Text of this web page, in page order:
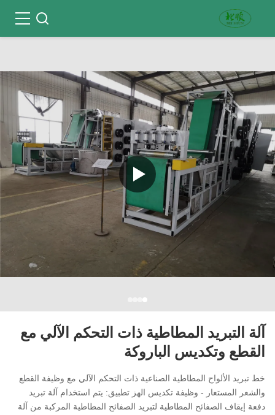
آلة التبريد المطاطية ذات التحكم الآلي مع
القطع وتكديس الباروكة
خط تبريد الألواح المطاطية الصناعية ذات التحكم الآلي مع وظيفة القطع
والشعر المستعار - وظيفة تكديس الهز تطبيق: يتم استخدام آلة تبريد
دفعة إيقاف الصفائح المطاطية لتبريد الصفائح المطاطية المركبة من آلة